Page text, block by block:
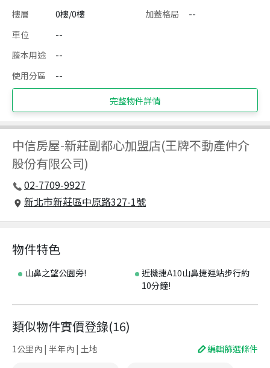
樓層
0樓/0樓 加蓋格局
--
車位
--
謄本用途
--
使用分區
--
完整物件詳情
中信房屋-新莊副都心加盟店(王牌不動產仲介
股份有限公司)
02-7709-9927
新北市新莊區中原路327-1號
物件特色
山鼻之望公園旁!
近機捷A10山鼻捷運站步行約
10分鐘!
類似物件實價登錄(16)
1公里內 | 半年內 | 土地 編輯篩選條件